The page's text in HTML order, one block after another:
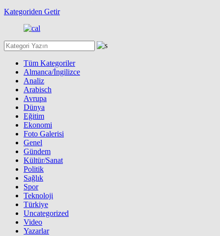
Kategoriden Getir
Tüm Kategoriler
Almanca/İngilizce
Analiz
Arabisch
Avrupa
Dünya
Eğitim
Ekonomi
Foto Galerisi
Genel
Gündem
Kültür/Sanat
Politik
Sağlık
Spor
Teknoloji
Türkiye
Uncategorized
Video
Yazarlar